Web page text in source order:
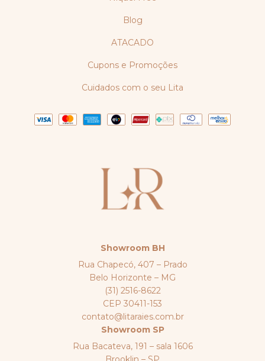
Blog
ATACADO
Cupons e Promoções
Cuidados com o seu Lita
Showroom BH
Rua Chapecó, 407 – Prado
Belo Horizonte – MG
(31) 2516-8622
CEP 30411-153
contato@litaraies.com.br
Showroom SP
Rua Bacateva, 191 – sala 1606